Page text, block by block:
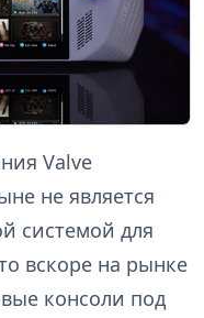
Valve
не является
системой для
вскоре на рынке
консоли под